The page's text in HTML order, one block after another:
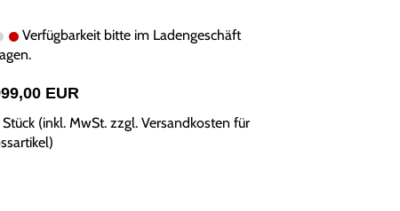
Verfügbarkeit bitte im Ladengeschäft
EUR
(inkl. MwSt. zzgl. Versandkosten für
)